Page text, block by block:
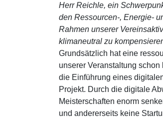
Herr Reichle, ein
den Ressourcen-, Energie-
Rahmen unserer
klimaneutral zu
Grundsätzlich hat eine
unserer Veranstaltung
die Einführung eines
Projekt. Durch die digitale
Meisterschaften enorm
und andererseits keine